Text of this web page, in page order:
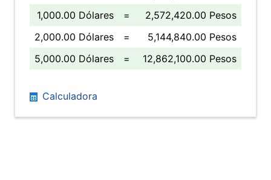
1,000.00 Dólares
=
2,572,420.00 Pesos
2,000.00 Dólares
=
5,144,840.00 Pesos
5,000.00 Dólares
= 12,862,100.00 Pesos
Calculadora